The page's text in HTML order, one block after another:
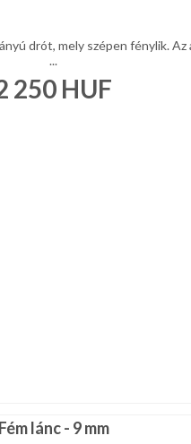
drót, mely szépen fénylik. Az
...
250 HUF
Fém lánc - 9 mm